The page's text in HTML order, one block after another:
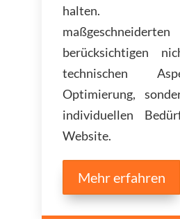
halten.
berücksichtigen
technischen
Optimierung,
individuellen
Website.
Mehr erfahren